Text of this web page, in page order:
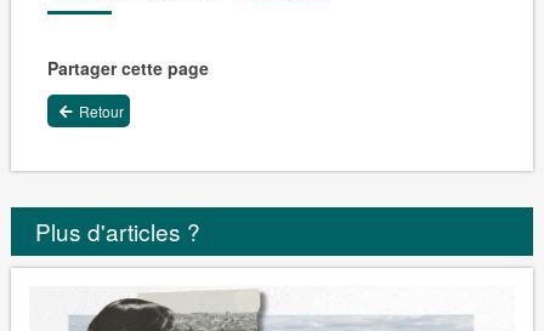
Partager cette page
Retour
Plus d'articles ?